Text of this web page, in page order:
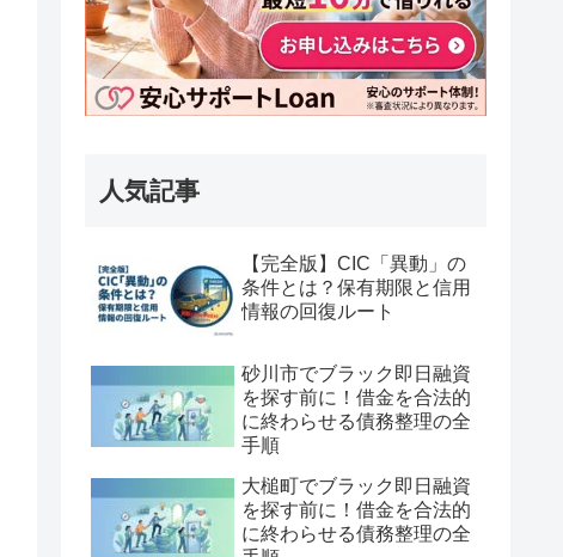
人気記事
【完全版】CIC「異動」の
条件とは？保有期限と信用
情報の回復ルート
砂川市でブラック即日融資
を探す前に！借金を合法的
に終わらせる債務整理の全
手順
大槌町でブラック即日融資
を探す前に！借金を合法的
に終わらせる債務整理の全